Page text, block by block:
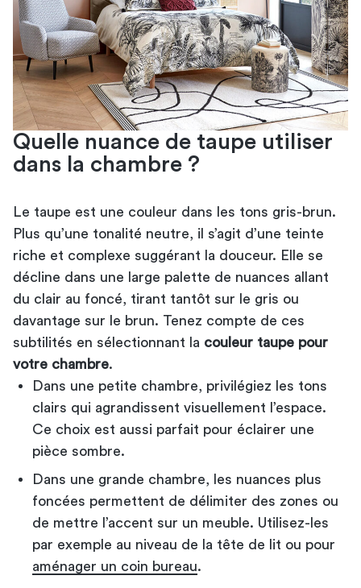
Quelle nuance de taupe utiliser
dans la chambre ?
Le taupe est une couleur dans les tons gris-brun.
Plus qu’une tonalité neutre, il s’agit d’une teinte
riche et complexe suggérant la douceur. Elle se
décline dans une large palette de nuances allant
du clair au foncé, tirant tantôt sur le gris ou
davantage sur le brun. Tenez compte de ces
subtilités en sélectionnant la couleur taupe pour
votre chambre.
Dans une petite chambre, privilégiez les tons
clairs qui agrandissent visuellement l’espace.
Ce choix est aussi parfait pour éclairer une
pièce sombre.
Dans une grande chambre, les nuances plus
foncées permettent de délimiter des zones ou
de mettre l’accent sur un meuble. Utilisez-les
par exemple au niveau de la tête de lit ou pour
aménager un coin bureau.